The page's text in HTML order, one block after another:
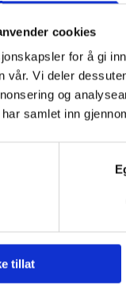
cookies
for å gi
vår. Vi deler
og
samlet inn
tillat